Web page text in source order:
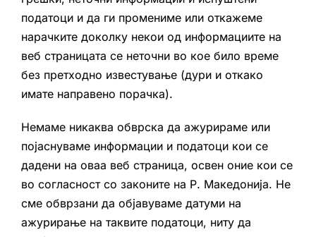
податоци и да ги промениме или откажеме
нарачките доколку некои од информациите на
веб страницата се неточни во кое било време
без претходно известување (дури и откако
имате направено порачка).
Немаме никаква обврска да ажурираме или
појаснуваме информации и податоци кои се
дадени на оваа веб страница, освен оние кои се
во согласност со законите на Р. Македонија. Не
сме обврзани да објавуваме датуми на
ажурирање на таквите податоци, ниту да